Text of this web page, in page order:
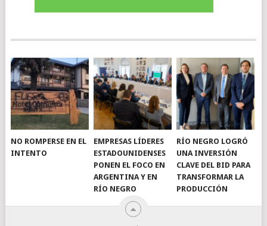
NO ROMPERSE EN EL
INTENTO
EMPRESAS LÍDERES
ESTADOUNIDENSES
PONEN EL FOCO EN
ARGENTINA Y EN
RÍO NEGRO
RÍO NEGRO LOGRÓ
UNA INVERSIÓN
CLAVE DEL BID PARA
TRANSFORMAR LA
PRODUCCIÓN